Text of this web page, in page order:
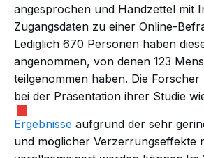
angesprochen und Handzettel mit
Zugangsdaten zu einer Online-
Lediglich 670 Personen haben
angenommen, von denen 123
teilgenommen haben. Die
bei der Präsentation ihrer Studie
Ergebnisse aufgrund der sehr
und möglicher Verzerrungseffekte